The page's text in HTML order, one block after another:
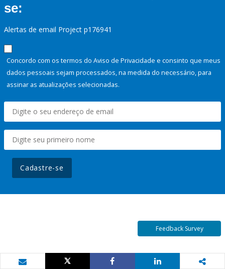
se:
Alertas de email Project p176941
Concordo com os termos do Aviso de Privacidade e consinto que meus
dados pessoais sejam processados, na medida do necessário, para
assinar as atualizações selecionadas.
Cadastre-se
Feedback Survey